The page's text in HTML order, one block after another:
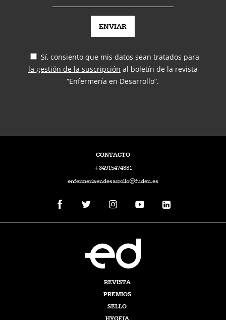
Sí, consiento que mis datos sean tratados para
la gestión de la suscripción al boletín de la revista
“Enfermería en Desarrollo”.
CONTACTO
+34915474881
enfermeriaendesarrollo@fuden.es
REVISTA
PREMIOS
SELLO
HYGEIA